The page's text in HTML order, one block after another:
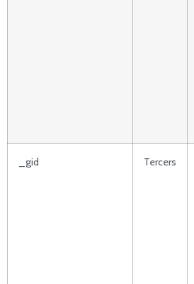
_gid Tercers